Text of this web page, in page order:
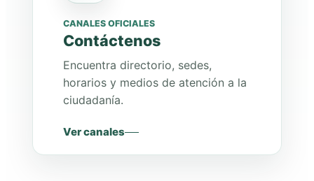
CANALES OFICIALES
Contáctenos
Encuentra directorio, sedes,
horarios y medios de atención a la
ciudadanía.
Ver canales